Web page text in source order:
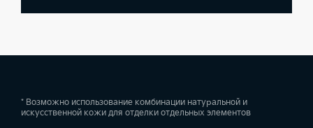
* Возможно использование комбинации натуральной и
искусственной кожи для отделки отдельных элементов